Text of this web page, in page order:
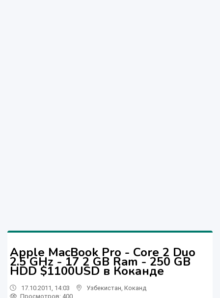
Apple MacBook Pro - Core 2 Duo
2.5 GHz - 17 2 GB Ram - 250 GB
HDD $1100USD в Коканде
17.10.2011, 14:03 Узбекистан Коканд
Просмотров: 400